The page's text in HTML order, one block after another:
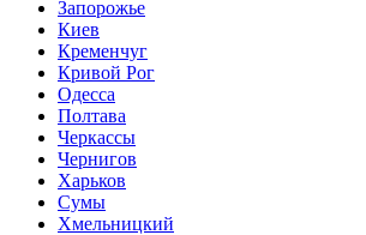
Запорожье
Киев
Кременчуг
Кривой Рог
Одесса
Полтава
Черкассы
Чернигов
Харьков
Сумы
Хмельницкий